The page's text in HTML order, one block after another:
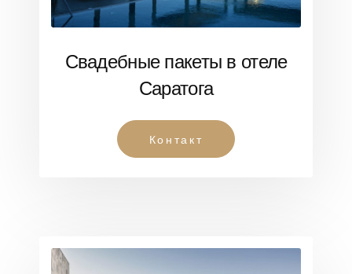
Свадебные пакеты в отеле
Саратога
Контакт